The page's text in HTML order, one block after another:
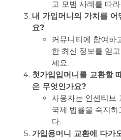
고 모범 사례를 따
내 가입머니의 가치를
요?
커뮤니티에 참여하
한 최신 정보를 얻
세요.
첫가입입머니를 교환할
은 무엇인가요?
사용자는 인센티브
국제 법률을 숙지
다.
가입용머니 교환에 다가